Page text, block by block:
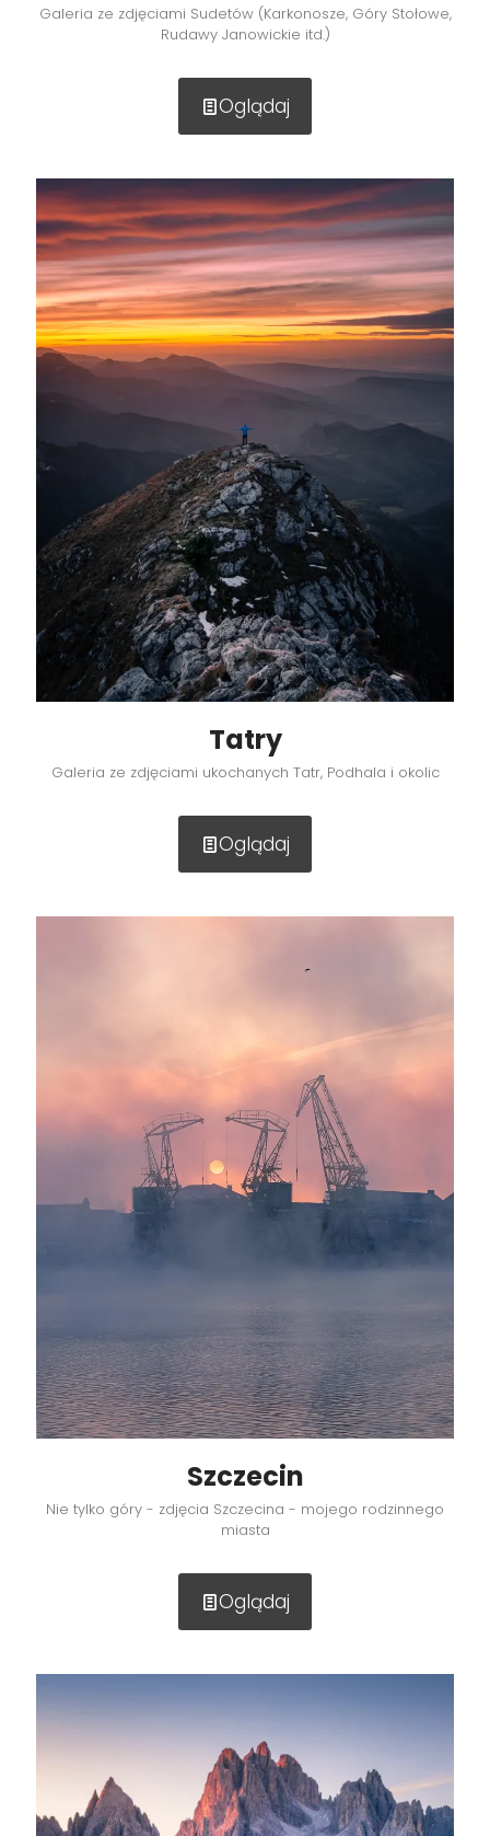
Galeria ze zdjęciami Sudetów (Karkonosze, Góry Stołowe,
Rudawy Janowickie itd.)
Oglądaj
Tatry
Galeria ze zdjęciami ukochanych Tatr, Podhala i okolic
Oglądaj
Szczecin
Nie tylko góry - zdjęcia Szczecina - mojego rodzinnego
miasta
Oglądaj